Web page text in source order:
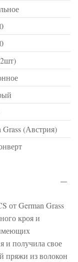
Grass (Австрия)
от German Grass
кроя и
и получила свое
пряжи из волокон